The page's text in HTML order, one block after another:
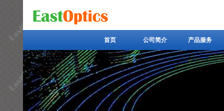
首页
首页
公司简介
公司简介
产品服务
产品服务